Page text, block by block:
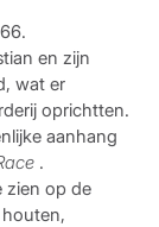
en zijn
wat er
oprichtten.
aanhang
.
zien op de